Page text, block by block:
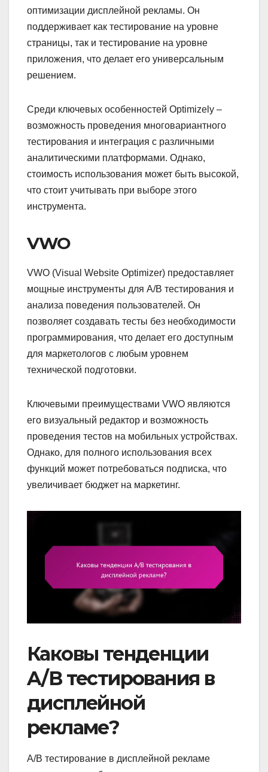
оптимизации дисплейной рекламы. Он
поддерживает как тестирование на уровне
страницы, так и тестирование на уровне
приложения, что делает его универсальным
решением.
Среди ключевых особенностей Optimizely –
возможность проведения многовариантного
тестирования и интеграция с различными
аналитическими платформами. Однако,
стоимость использования может быть высокой,
что стоит учитывать при выборе этого
инструмента.
VWO
VWO (Visual Website Optimizer) предоставляет
мощные инструменты для A/B тестирования и
анализа поведения пользователей. Он
позволяет создавать тесты без необходимости
программирования, что делает его доступным
для маркетологов с любым уровнем
технической подготовки.
Ключевыми преимуществами VWO являются
его визуальный редактор и возможность
проведения тестов на мобильных устройствах.
Однако, для полного использования всех
функций может потребоваться подписка, что
увеличивает бюджет на маркетинг.
Каковы тенденции
A/B тестирования в
дисплейной
рекламе?
A/B тестирование в дисплейной рекламе